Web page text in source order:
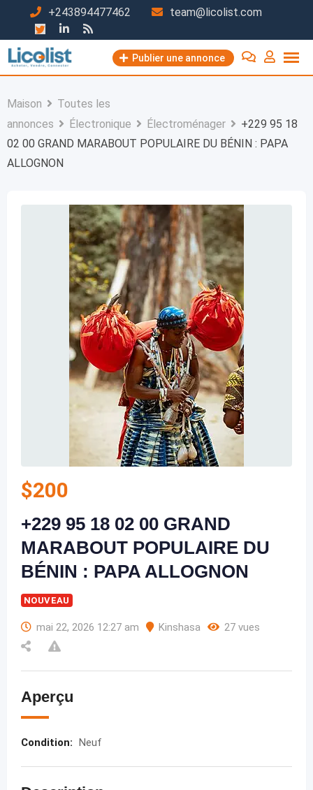
contenu
+243894477462 team@licolist.com
Publier une annonce
Maison
Toutes les
annonces
Électronique Électroménager
+229 95 18
02 00 GRAND MARABOUT POPULAIRE DU BÉNIN : PAPA
ALLOGNON
$200
+229 95 18 02 00 GRAND
MARABOUT POPULAIRE DU
BÉNIN : PAPA ALLOGNON
NOUVEAU
mai 22, 2026 12:27 am Kinshasa 27 vues
Aperçu
Condition: Neuf